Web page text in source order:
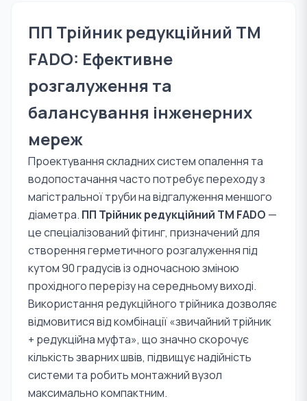
ПП Трійник редукційний TM
FADO: Ефективне
розгалуження та
балансування інженерних
мереж
Проектування складних систем опалення та
водопостачання часто потребує переходу з
магістральної труби на відгалуження меншого
діаметра. ПП Трійник редукційний TM FADO —
це спеціалізований фітинг, призначений для
створення герметичного розгалуження під
кутом 90 градусів із одночасною зміною
прохідного перерізу на середньому виході.
Використання редукційного трійника дозволяє
відмовитися від комбінації «звичайний трійник
+ редукційна муфта», що значно скорочує
кількість зварних швів, підвищує надійність
системи та робить монтажний вузол
максимально компактним.